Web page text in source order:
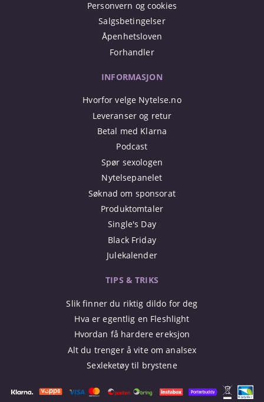
Personvern og cookies
Salgsbetingelser
Åpenhetsloven
Forhandler
INFORMASJON
Hvorfor velge Nytelse.no
Leveranser og retur
Betal med Klarna
Podcast
Spør sexologen
Nytelsepanelet
Søknad om sponsorat
Produktomtaler
Single's Day
Black Friday
Julekalender
TIPS & TRIKS
Slik finner du riktig dildo for deg
Hva er egentlig en Fleshlight
Hvordan få hardere ereksjon
Alt du trenger å vite om analsex
Sexleketøy til brystene